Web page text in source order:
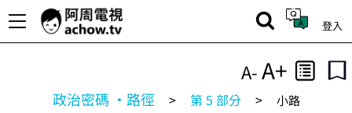
登入
政治密碼 ‧路徑 > 第 5 部分 > 小路
A-A+